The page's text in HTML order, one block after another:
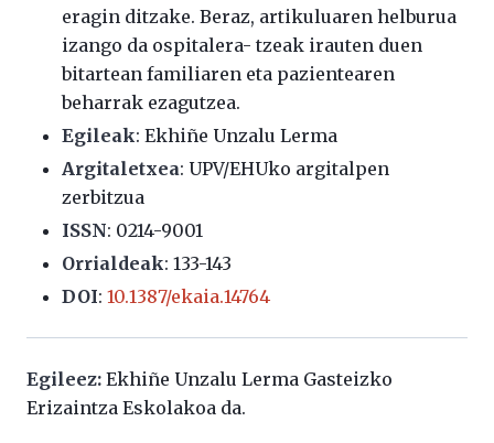
eragin ditzake. Beraz, artikuluaren helburua
izango da ospitalera- tzeak irauten duen
bitartean familiaren eta pazientearen
beharrak ezagutzea.
Egileak: Ekhiñe Unzalu Lerma
Argitaletxea: UPV/EHUko argitalpen
zerbitzua
ISSN: 0214-9001
Orrialdeak: 133-143
DOI: 10.1387/ekaia.14764
Egileez: Ekhiñe Unzalu Lerma Gasteizko
Erizaintza Eskolakoa da.